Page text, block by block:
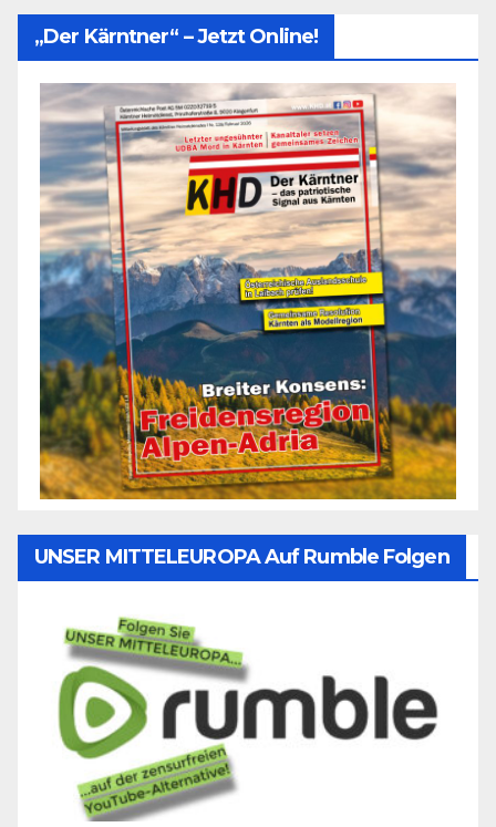
„Der Kärntner“ – Jetzt Online!
UNSER MITTELEUROPA Auf Rumble Folgen